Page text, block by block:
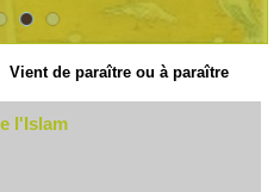
Vient de paraître ou à paraître
l'Islam